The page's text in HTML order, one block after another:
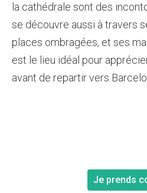
la cathédrale sont des
se découvre aussi à travers
places ombragées, et ses
est le lieu idéal pour
avant de repartir vers
Je prends